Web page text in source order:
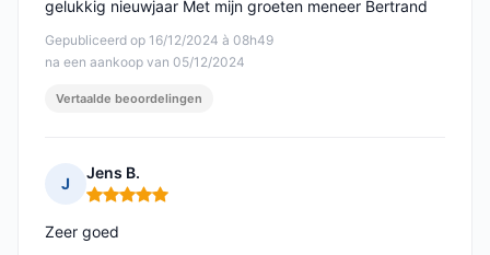
Gepubliceerd op 16/12/2024 à 08h49
na een aankoop van 05/12/2024
gelukkig nieuwjaar Met mijn groeten meneer Bertrand
Vertaalde beoordelingen
J
Jens B.
Opmerking: 5 van 5
Zeer goed